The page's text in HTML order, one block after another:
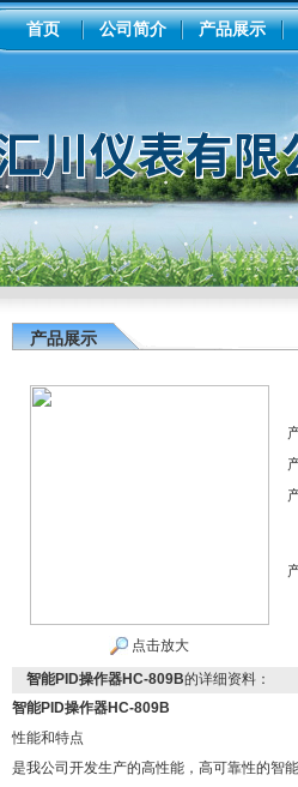
首页 公司简介 产品展示
产品展示
点击放大
智能PID操作器HC-809B的详细资料：
智能PID操作器HC-809B
性能和特点
是我公司开发生产的高性能，高可靠性的智